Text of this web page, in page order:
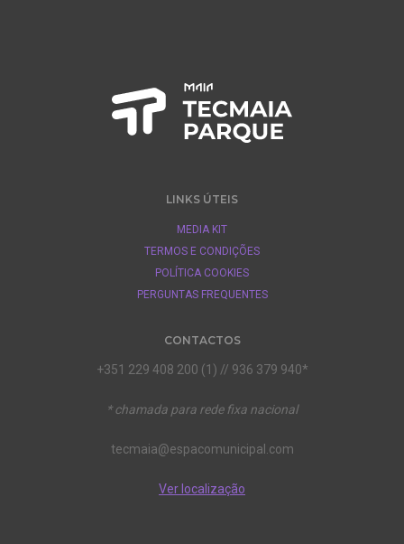
LINKS ÚTEIS
MEDIA KIT
TERMOS E CONDIÇÕES
POLÍTICA COOKIES
PERGUNTAS FREQUENTES
CONTACTOS
+351 229 408 200 (1) // 936 379 940*
* chamada para rede fixa nacional
tecmaia@espacomunicipal.com
Ver localização